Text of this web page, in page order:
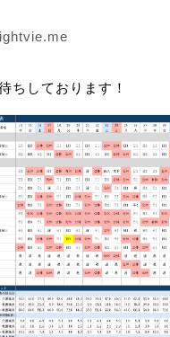
ちしております！